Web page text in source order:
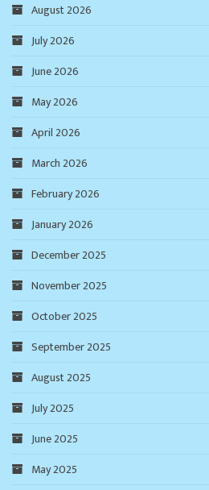
August 2026
July 2026
June 2026
May 2026
April 2026
March 2026
February 2026
January 2026
December 2025
November 2025
October 2025
September 2025
August 2025
July 2025
June 2025
May 2025